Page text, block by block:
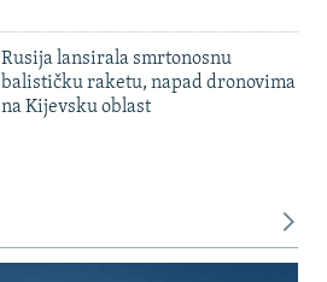
Rusija lansirala smrtonosnu
balističku raketu, napad dronovima
na Kijevsku oblast